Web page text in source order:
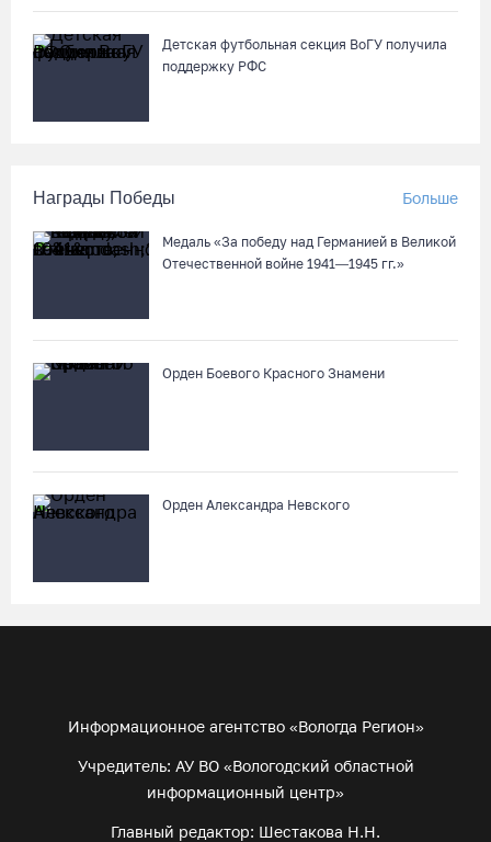
Детская футбольная секция ВоГУ получила
поддержку РФС
Награды Победы Больше
Медаль «За победу над Германией в Великой
Отечественной войне 1941—1945 гг.»
Орден Боевого Красного Знамени
Орден Александра Невского
Информационное агентство «Вологда Регион»
Учредитель: АУ ВО «Вологодский областной
информационный центр»
Главный редактор: Шестакова Н.Н.